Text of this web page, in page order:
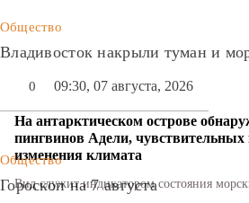
Общество
Владивосток накрыли туман и
0 09:30, 07 августа, 2026
Общество
Гороскоп на 7 августа
На антарктическом острове
пингвинов Адели, чувствительных
изменения климата
Вид служит индикатором состояния